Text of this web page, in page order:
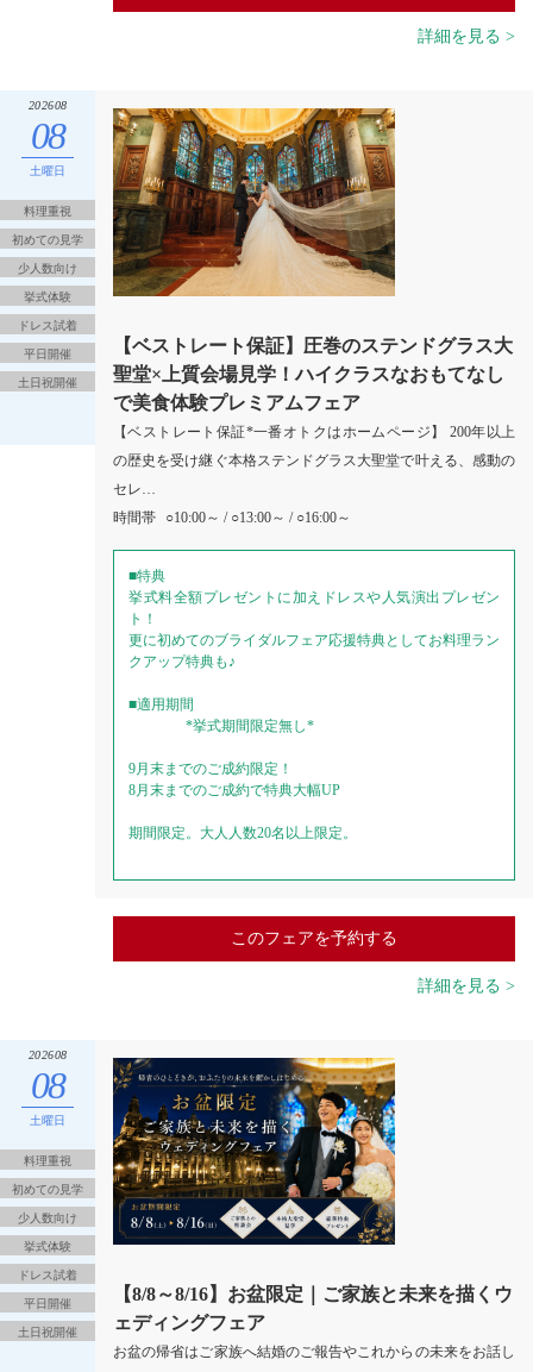
詳細を見る >
202608
08
土曜日
料理重視
初めての見学
少人数向け
挙式体験
ドレス試着
平日開催
土日祝開催
【ベストレート保証】圧巻のステンドグラス大
聖堂×上質会場見学！ハイクラスなおもてなし
で美食体験プレミアムフェア
【ベストレート保証*一番オトクはホームページ】 200年以上
の歴史を受け継ぐ本格ステンドグラス大聖堂で叶える、感動の
セレ…
時間帯
○10:00～ / ○13:00～ / ○16:00～
■特典
挙式料全額プレゼントに加えドレスや人気演出プレゼン
ト！
更に初めてのブライダルフェア応援特典としてお料理ラン
クアップ特典も♪
■適用期間
*挙式期間限定無し*
9月末までのご成約限定！
8月末までのご成約で特典大幅UP
期間限定。大人人数20名以上限定。
このフェアを予約する
詳細を見る >
202608
08
土曜日
料理重視
初めての見学
少人数向け
挙式体験
ドレス試着
平日開催
土日祝開催
【8/8～8/16】お盆限定｜ご家族と未来を描くウ
ェディングフェア
お盆の帰省はご家族へ結婚のご報告やこれからの未来をお話し